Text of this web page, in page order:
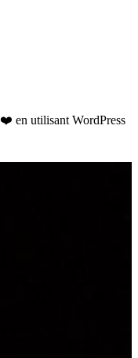
en utilisant WordPress